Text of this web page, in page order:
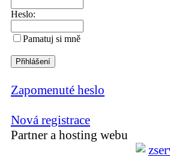
Heslo:
Pamatuj si mně
Zapomenuté heslo
Nová registrace
Partner a hosting webu